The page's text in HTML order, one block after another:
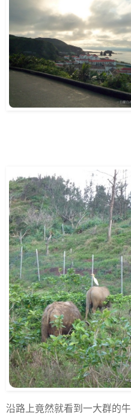
沿路上竟然就看到一大群的牛